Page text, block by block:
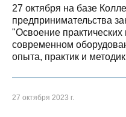
27 октября на базе
предпринимательства
"Освоение
современном
опыта, практик и
27 октября 2023 г.